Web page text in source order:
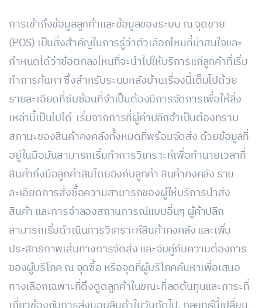
การเข้าถึงข้อมูลลูกค้าและข้อมูลของระบบ ณ จุดขาย
(POS) เป็นสิ่งสำคัญในการรู้ว่าตัวเลือกไหนที่น่าสนใจและ
กำหนดได้ว่าข้อตกลงไหนที่จะนำไปให้บริการแก่ลูกค้าที่เริ่ม
ทำการค้นหา ซึ่งสำหรับระบบหลังบ้านเรื่องนี้เต็มไปด้วย
รายละเอียดที่ซับซ้อนที่จำเป็นต้องมีการจัดการเพื่อให้สิ่ง
เหล่านี้เป็นไปได้ เริ่มจากการที่ผู้ค้าปลีกจำเป็นต้องทราบ
สถานะของสินค้าคงคลังทั้งหมดที่พร้อมจัดส่ง ด้วยข้อมูลที่
อยู่ในมือมันสามารถเริ่มทำการวิเคราะห์เพื่อทำนายเวลาที่
สินค้าถึงมือลูกค้าสินโดยอิงกับลูกค้า สินค้าคงคลัง ราย
ละเอียดการสั่งซื้อความสามารถของผู้ให้บริการนำส่ง
สินค้า และการจำลองสถานการณ์แบบอื่นๆ ผู้ค้าปลีก
สามารถเริ่มดำเนินการวิเคราะห์สินค้าคงคลัง และเพิ่ม
ประสิทธิภาพเส้นทางการจัดส่ง และจับคู่กับความต้องการ
ของผู้บริโภค ณ จุดซื้อ หรือจุดที่ผู้บริโภคค้นหาเพื่อเสนอ
ทางเลือกเฉพาะที่ดึงดูดลูกค้าในขณะที่ลดต้นทุนและภาระที่